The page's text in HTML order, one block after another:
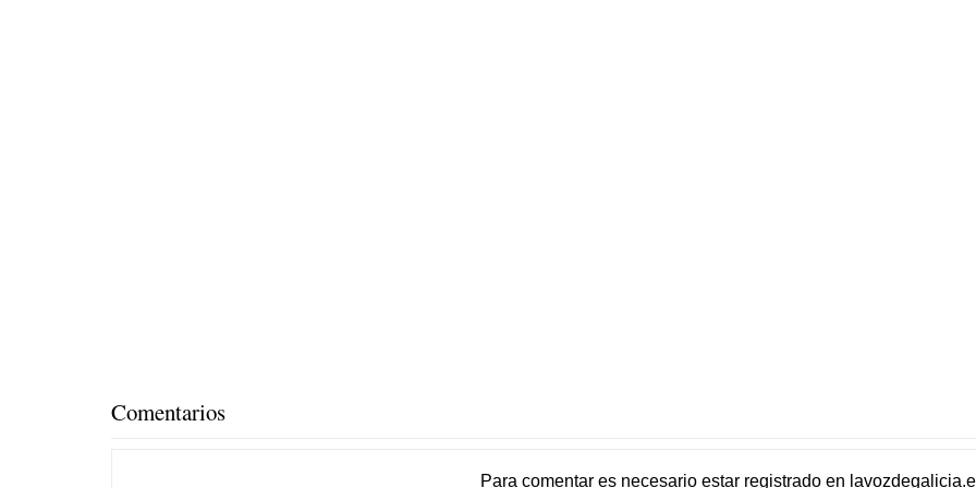
Comentarios
Para comentar es necesario estar registradoen